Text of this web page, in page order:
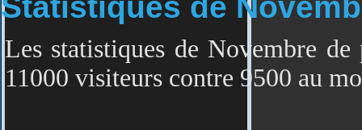
Les statistiques de Novembre
11000 visiteurs contre 9500 au